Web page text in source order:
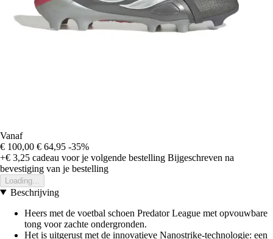
Vanaf
€ 100,00 € 64,95 -35%
+€ 3,25 cadeau voor je volgende bestelling Bijgeschreven na
bevestiging van je bestelling
Loading...
Beschrijving
Heers met de voetbal schoen Predator League met opvouwbare
tong voor zachte ondergronden.
Het is uitgerust met de innovatieve Nanostrike-technologie: een